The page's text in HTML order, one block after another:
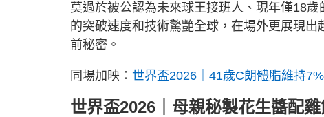
莫過於被公認為未來球王接班人、現年僅18
的突破速度和技術驚艷全球，在場外更展現
前秘密。
同場加映： 世界盃2026｜41歲C朗體脂維持
世界盃2026｜母親秘製花生醬配雞